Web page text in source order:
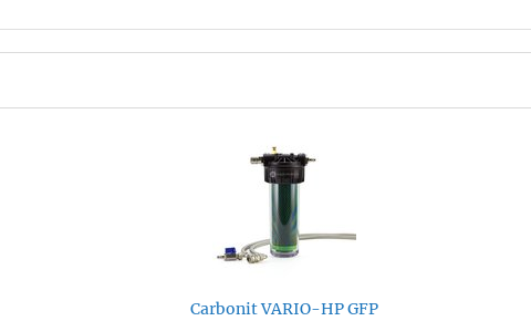
Carbonit VARIO-HP GFP